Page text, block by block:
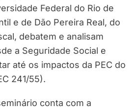
Federal do Rio de
e de Dão Pereira Real, do
debatem e analisam
a Seguridade Social e
até os impactos da PEC do
241/55).
conta com a